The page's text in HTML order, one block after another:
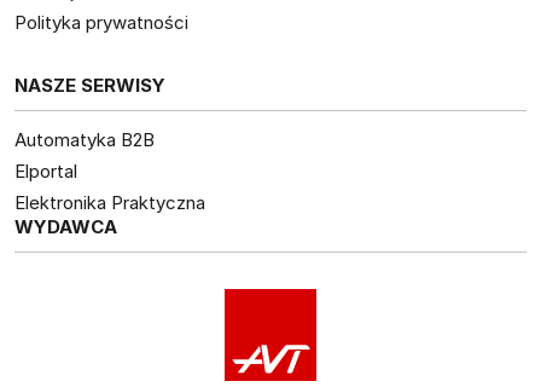
Polityka prywatności
NASZE SERWISY
Automatyka B2B
Elportal
Elektronika Praktyczna
WYDAWCA